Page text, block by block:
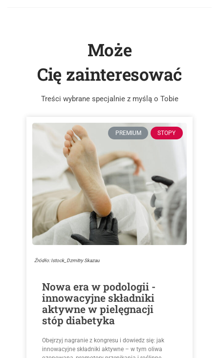
Może
Cię zainteresować
Treści wybrane specjalnie z myślą o Tobie
PREMIUM STOPY
Źródło: Istock_Dzmitry Skazau
Nowa era w podologii -
innowacyjne składniki
aktywne w pielęgnacji
stóp diabetyka
Obejrzyj nagranie z kongresu i dowiedz się: jak
innowacyjne składniki aktywne – w tym oliwa